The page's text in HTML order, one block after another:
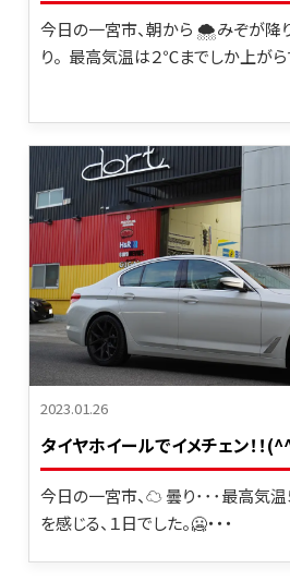
今日の一宮市、朝から 🌨みぞが降
り。 最高気温は２℃までしか上がら
2023.01.26
タイヤホイールでイメチェン！！
今日の一宮市、☁ 曇り･･･最高気
を感じる、１日でした。🥶・・・